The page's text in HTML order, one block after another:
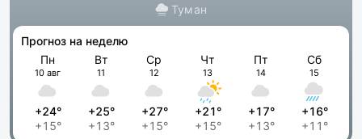
Туман
Прогноз на неделю
Пн
10 авг
+24°
+15°
Вт
11
+25°
+13°
Ср
12
+27°
+15°
Чт
13
+21°
+15°
Пт
14
+17°
+13°
Сб
15
+16°
+11°